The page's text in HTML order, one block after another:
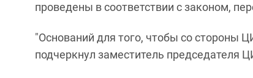
проведены в соответствии с законом,
"Оснований для того, чтобы со стороны
подчеркнул заместитель председателя